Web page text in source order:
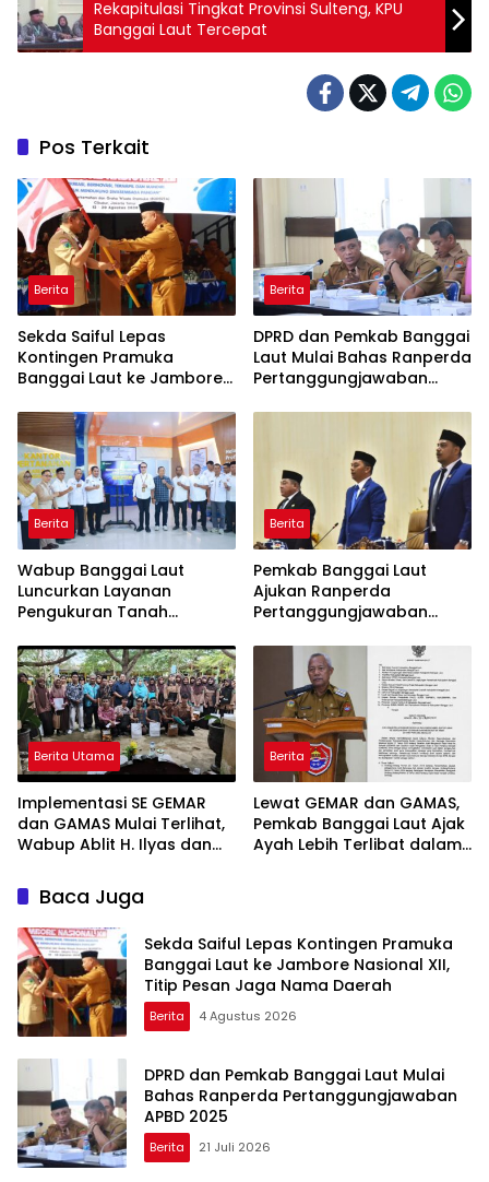
Rekapitulasi Tingkat Provinsi Sulteng, KPU
Banggai Laut Tercepat
Pos Terkait
Berita
Sekda Saiful Lepas
Kontingen Pramuka
Banggai Laut ke Jambore
Jaga Nama Daerah
Berita
DPRD dan Pemkab Banggai
Laut Mulai Bahas Ranperda
Pertanggungjawaban
Berita
Wabup Banggai Laut
Luncurkan Layanan
Pengukuran Tanah
Akses dan Tingkatkan
Kepastian Hukum
Berita
Pemkab Banggai Laut
Ajukan Ranperda
Pertanggungjawaban
Pendapatan Tembus 97,02
Berita Utama
Implementasi SE GEMAR
dan GAMAS Mulai Terlihat,
Wabup Ablit H. Ilyas dan
Kompak Ambil Rapor Anak
Berita
Lewat GEMAR dan GAMAS,
Pemkab Banggai Laut Ajak
Ayah Lebih Terlibat dalam
Baca Juga
Sekda Saiful Lepas Kontingen Pramuka
Banggai Laut ke Jambore Nasional XII,
Titip Pesan Jaga Nama Daerah
Berita 4 Agustus 2026
DPRD dan Pemkab Banggai Laut Mulai
Bahas Ranperda Pertanggungjawaban
APBD 2025
Berita 21 Juli 2026